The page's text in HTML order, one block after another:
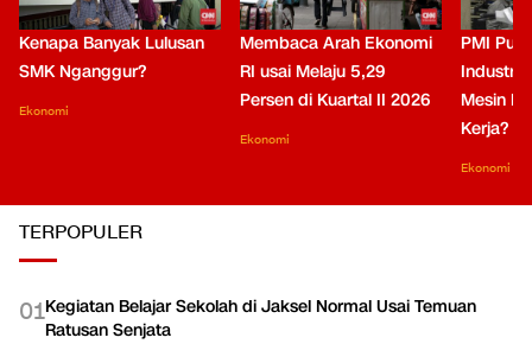
Kenapa Banyak Lulusan
SMK Nganggur?
Ekonomi
Membaca Arah Ekonomi
RI usai Melaju 5,29
Persen di Kuartal II 2026
Ekonomi
PMI
Industri
Mesin
Kerja?
Ekonomi
TERPOPULER
01Kegiatan Belajar Sekolah di Jaksel Normal Usai Temuan
Ratusan Senjata